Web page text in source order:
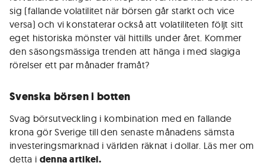
sig (fallande volatilitet när börsen går starkt och vice
versa) och vi konstaterar också att volatiliteten följt sitt
eget historiska mönster väl hittills under året. Kommer
den säsongsmässiga trenden att hänga i med slagiga
rörelser ett par månader framåt?
Svenska börsen i botten
Svag börsutveckling i kombination med en fallande
krona gör Sverige till den senaste månadens sämsta
investeringsmarknad i världen räknat i dollar. Läs mer om
detta i denna artikel.